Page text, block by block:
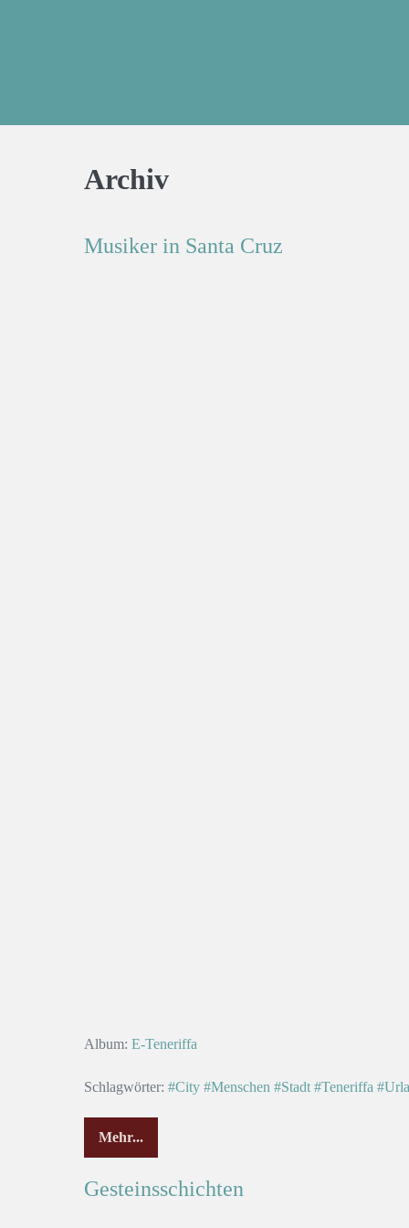
Archiv
Musiker in Santa Cruz
Album: E-Teneriffa
Schlagwörter: #City #Menschen #Stadt #Teneriffa
Mehr...
Gesteinsschichten